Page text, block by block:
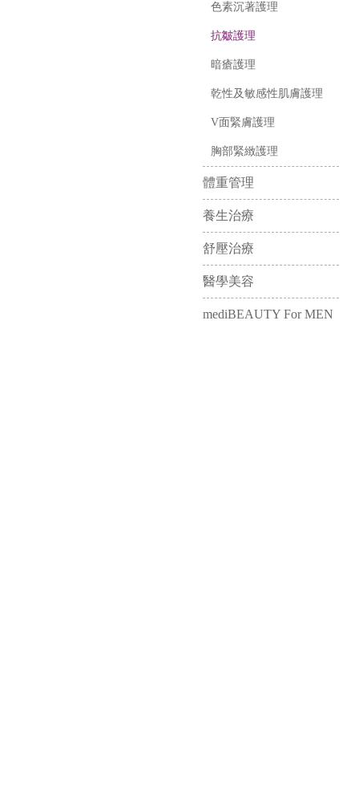
色素沉著護理
抗皺護理
暗瘡護理
乾性及敏感性肌膚護理
V面緊膚護理
胸部緊緻護理
體重管理
養生治療
舒壓治療
醫學美容
mediBEAUTY For MEN